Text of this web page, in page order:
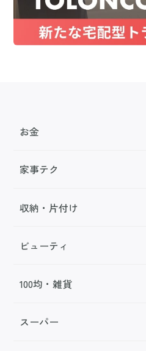
お金
家事テク
収納・片付け
ビューティ
100均・雑貨
スーパー